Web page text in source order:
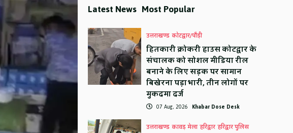
Latest News Most Popular
उत्तराखण्ड कोटद्वार/पौड़ी
हितकारी क्रोकरी हाउस कोटद्वार के
संचालक को सोशल मीडिया रील
बनाने के लिए सड़क पर सामान
बिखेरना पड़ा भारी, तीन लोगों पर
मुकदमा दर्ज
07 Aug, 2026 Khabar Dose Desk
उत्तराखण्ड कावड़ मेला हरिद्वार हरिद्वार पुलिस